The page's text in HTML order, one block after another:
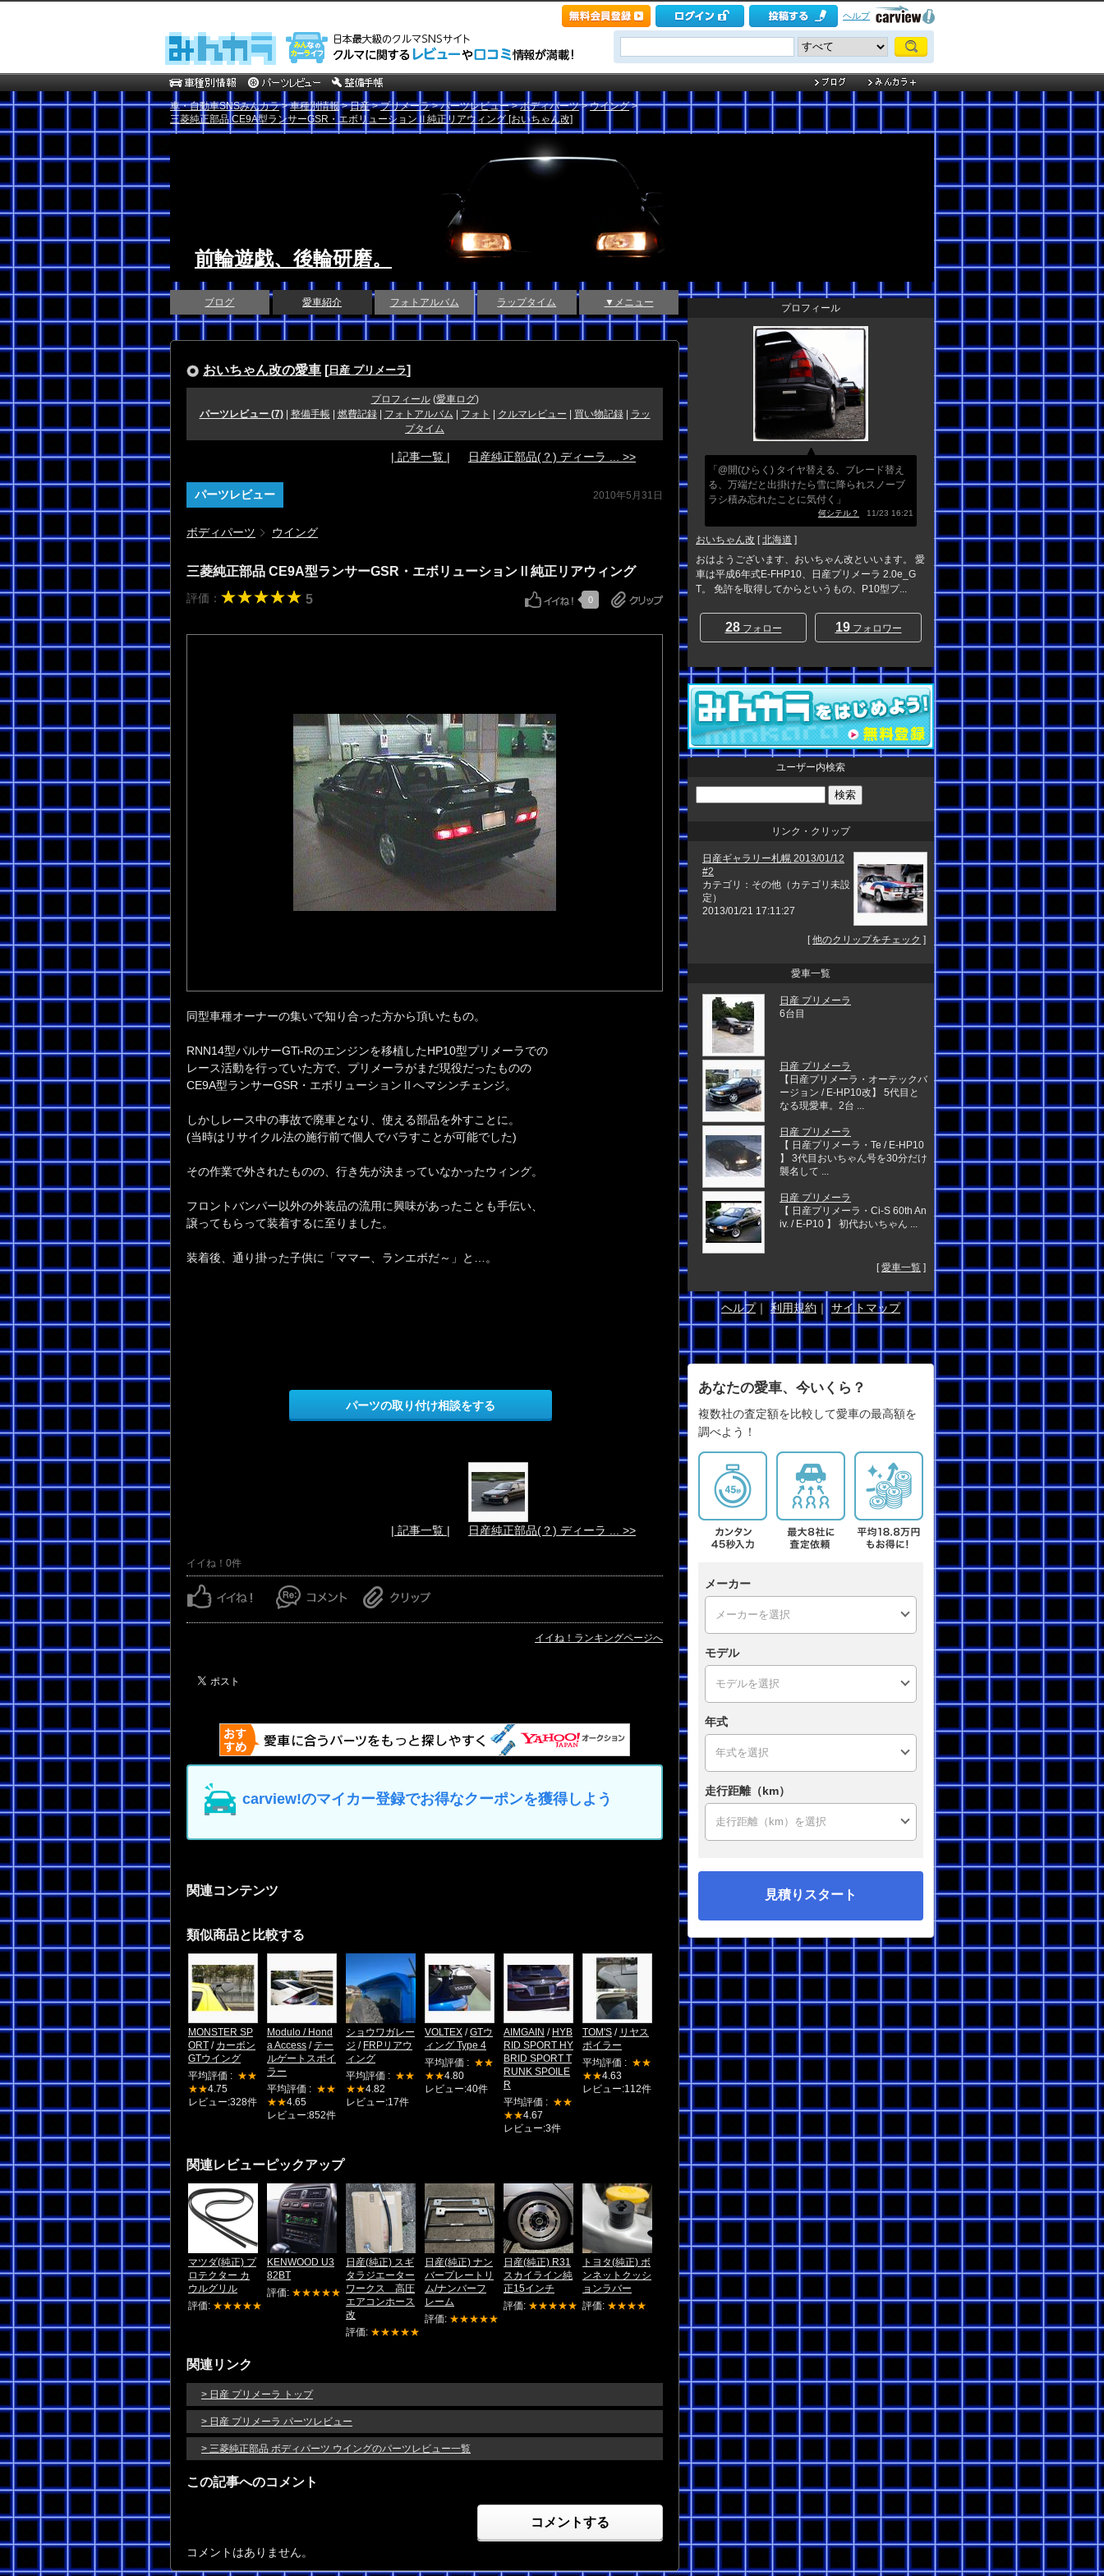
ヘルプ
車・自動車SNSみんカラ>車種別情報>日産>プリメーラ>パーツレビュー>ボディパーツ>ウイング>
三菱純正部品 CE9A型ランサーGSR・エボリューションⅡ純正リアウィング [おいちゃん改]
前輪遊戯、後輪研磨。
ブログ 愛車紹介 フォトアルバム ラップタイム ▼メニュー
おいちゃん改の愛車 [ 日産 プリメーラ]
プロフィール(愛車ログ)
パーツレビュー (7)| 整備手帳| 燃費記録| フォトアルバム フォト クルマレビュー 買い物記録|
ラッ
プタイム
| 記事一覧 | 日産純正部品(？) ディーラ ... >>
パーツレビュー 2010年5月31日
ボディパーツ ウイング
三菱純正部品 CE9A型ランサーGSR・エボリューションⅡ純正リアウィング
評価： 5 0
同型車種オーナーの集いで知り合った方から頂いたもの。
RNN14型パルサーGTi-Rのエンジンを移植したHP10型プリメーラでの
レース活動を行っていた方で、プリメーラがまだ現役だったものの
CE9A型ランサーGSR・エボリューションⅡへマシンチェンジ。
しかしレース中の事故で廃車となり、使える部品を外すことに。
(当時はリサイクル法の施行前で個人でバラすことが可能でした)
その作業で外されたものの、行き先が決まっていなかったウィング。
フロントバンパー以外の外装品の流用に興味があったことも手伝い、
譲ってもらって装着するに至りました。
装着後、通り掛った子供に「ママー、ランエボだ～」と…。
パーツの取り付け相談をする
| 記事一覧 | 日産純正部品(？) ディーラ ... >>
イイね！0件
イイね！ランキングページへ
carview!のマイカー登録でお得なクーポンを獲得しよう
関連コンテンツ
類似商品と比較する
MONSTER SP
ORT / カーボン
GTウイング
平均評価 : ★★
★★4.75
レビュー:328件
Modulo / Hond
a Access / テー
ルゲートスポイ
ラー
平均評価 : ★★
★★4.65
レビュー:852件
ショウワガレー
ジ / FRPリアウ
ィング
平均評価 : ★★
★★4.82
レビュー:17件
VOLTEX /GTウ
ィング Type 4
平均評価 : ★★
★★4.80
レビュー:40件
AIMGAIN / HYB
RID SPORT HY
BRID SPORT T
RUNK SPOILE
R
平均評価 : ★★
★★4.67
レビュー:3件
TOM'S / リヤス
ポイラー
平均評価 : ★★
★★4.63
レビュー:112件
関連レビューピックアップ
マツダ(純正) プ
ロテクター カ
ウルグリル
評価: ★★★★★
KENWOOD U3
82BT
評価: ★★★★★
日産(純正) スギ
タラジエーター
ワークス 高圧
エアコンホース
改
評価: ★★★★★
日産(純正) ナン
バープレートリ
ム/ナンバーフ
レーム
評価: ★★★★★
日産(純正) R31
スカイライン純
正15インチ
評価: ★★★★★
トヨタ(純正) ボ
ンネットクッシ
ョンラバー
評価: ★★★★
関連リンク
> 日産 プリメーラ トップ
> 日産 プリメーラ パーツレビュー
> 三菱純正部品 ボディパーツ ウイングのパーツレビュー一覧
この記事へのコメント
コメントする
コメントはありません。
プロフィール
「@開(ひらく) タイヤ替える、ブレード替え
る、万端だと出掛けたら雪に降られスノーブ
ラシ積み忘れたことに気付く」
何シテル？ 11/23 16:21
おいちゃん改 [北海道 ]
おはようございます、おいちゃん改といいます。 愛
車は平成6年式E-FHP10、日産プリメーラ 2.0e_G
T。 免許を取得してからというもの、P10型プ...
28フォロー 19フォロワー
ユーザー内検索
リンク・クリップ
日産ギャラリー札幌 2013/01/12
#2
カテゴリ：その他（カテゴリ未設
定）
2013/01/21 17:11:27
[他のクリップをチェック ]
愛車一覧
日産 プリメーラ
6台目
日産 プリメーラ
【日産プリメーラ・オーテックバ
ージョン / E-HP10改】 5代目と
なる現愛車。2台 ...
日産 プリメーラ
【 日産プリメーラ・Te / E-HP10
】 3代目おいちゃん号を30分だけ
襲名して ...
日産 プリメーラ
【 日産プリメーラ・Ci-S 60th An
iv. / E-P10 】 初代おいちゃん ...
[愛車一覧 ]
ヘルプ｜ 利用規約 ｜ サイトマップ
あなたの愛車、今いくら？
複数社の査定額を比較して愛車の最高額を
調べよう！
メーカー
モデル
年式
走行距離（km）
見積りスタート